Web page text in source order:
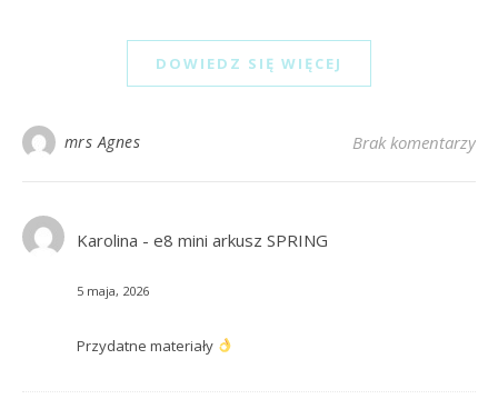
DOWIEDZ SIĘ WIĘCEJ
mrs Agnes Brak komentarzy
Karolina - e8 mini arkusz SPRING
5 maja, 2026
Przydatne materiały